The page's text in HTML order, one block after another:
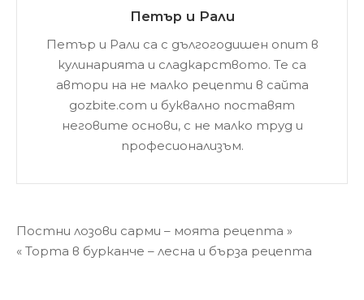
Петър и Рали
Петър и Рали са с дългогодишен опит в
кулинарията и сладкарството. Те са
автори на не малко рецепти в сайта
gozbite.com и буквално поставят
неговите основи, с не малко труд и
професионализъм.
Навигация
Постни лозови сарми – моята рецепта »
« Торта в бурканче – лесна и бърза рецепта